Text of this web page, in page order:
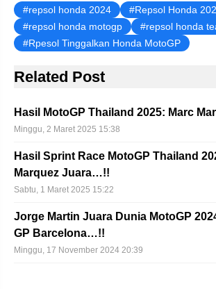
repsol honda 2024
Repsol Honda
repsol honda motogp
repsol honda
Rpesol Tinggalkan Honda MotoGP
Related Post
Hasil MotoGP Thailand 2025: Marc
Minggu, 2 Maret 2025 15:38
Hasil Sprint Race MotoGP Thailand
Marquez Juara…!!
Sabtu, 1 Maret 2025 15:22
Jorge Martin Juara Dunia MotoGP
GP Barcelona…!!
Minggu, 17 November 2024 20:39